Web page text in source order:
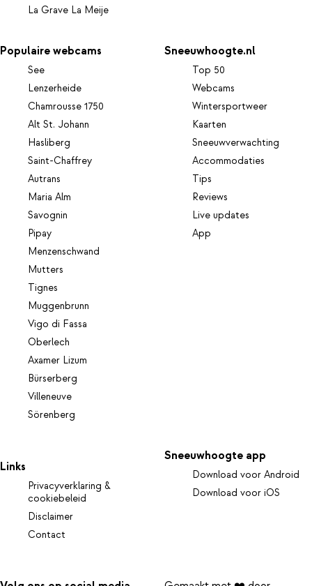
La Grave La Meije
Populaire webcams
See
Lenzerheide
Chamrousse 1750
Alt St. Johann
Hasliberg
Saint-Chaffrey
Autrans
Maria Alm
Savognin
Pipay
Menzenschwand
Mutters
Tignes
Muggenbrunn
Vigo di Fassa
Oberlech
Axamer Lizum
Bürserberg
Villeneuve
Sörenberg
Sneeuwhoogte.nl
Top 50
Webcams
Wintersportweer
Kaarten
Sneeuwverwachting
Accommodaties
Tips
Reviews
Live updates
App
Links
Privacyverklaring &
cookiebeleid
Disclaimer
Contact
Sneeuwhoogte app
Download voor Android
Download voor iOS